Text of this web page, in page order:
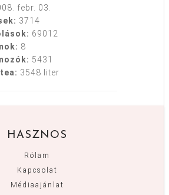
febr. 03.
3714
69012
8
5431
3548 liter
HASZNOS
Rólam
Kapcsolat
Médiaajánlat